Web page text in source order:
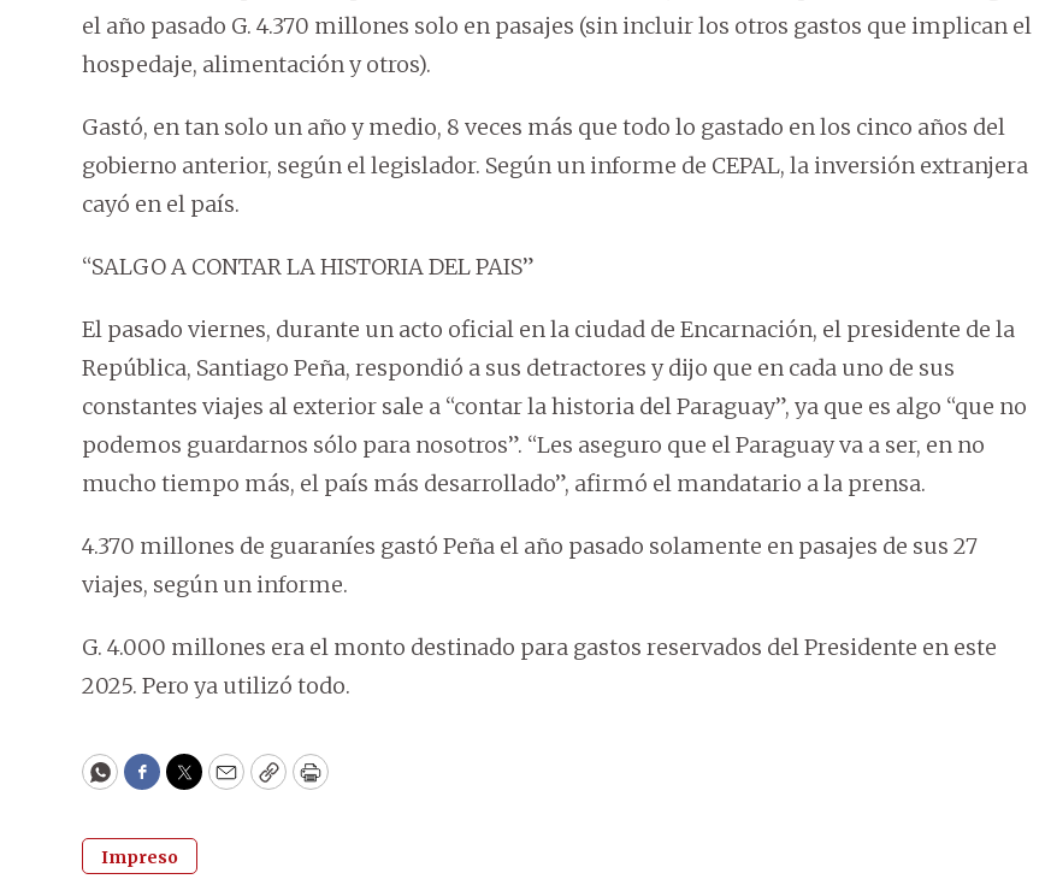
el año pasado G. 4.370 millones solo en pasajes (sin incluir los otros gastos que implican el
hospedaje, alimentación y otros).
Gastó, en tan solo un año y medio, 8 veces más que todo lo gastado en los cinco años del
gobierno anterior, según el legislador. Según un informe de CEPAL, la inversión extranjera
cayó en el país.
“SALGO A CONTAR LA HISTORIA DEL PAIS”
El pasado viernes, durante un acto oficial en la ciudad de Encarnación, el presidente de la
República, Santiago Peña, respondió a sus detractores y dijo que en cada uno de sus
constantes viajes al exterior sale a “contar la historia del Paraguay”, ya que es algo “que no
podemos guardarnos sólo para nosotros”. “Les aseguro que el Paraguay va a ser, en no
mucho tiempo más, el país más desarrollado”, afirmó el mandatario a la prensa.
4.370 millones de guaraníes gastó Peña el año pasado solamente en pasajes de sus 27
viajes, según un informe.
G. 4.000 millones era el monto destinado para gastos reservados del Presidente en este
2025. Pero ya utilizó todo.
WhatsApp
Facebook
Twitter
EmailCopyPrint
Impreso